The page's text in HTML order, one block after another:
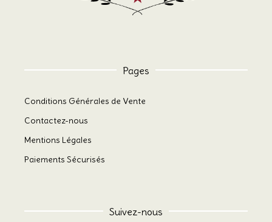
Pages
Conditions Générales de Vente
Contactez-nous
Mentions Légales
Paiements Sécurisés
Suivez-nous